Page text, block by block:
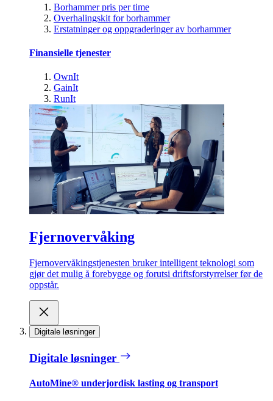
Borhammer pris per time
Overhalingskit for borhammer
Erstatninger og oppgraderinger av borhammer
Finansielle tjenester
OwnIt
GainIt
RunIt
Fjernovervåking
Fjernovervåkingstjenesten bruker intelligent teknologi som
gjør det mulig å forebygge og forutsi driftsforstyrrelser før de
oppstår.
Digitale løsninger
Digitale løsninger
AutoMine® underjordisk lasting og transport